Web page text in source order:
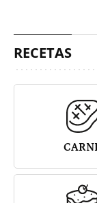
RECETAS